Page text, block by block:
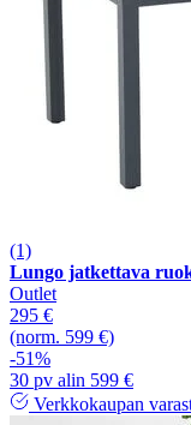
(1)
Lungo jatkettava
Outlet
295 €
(norm. 599 €)
-51%
30 pv alin 599 €
Verkkokaupan